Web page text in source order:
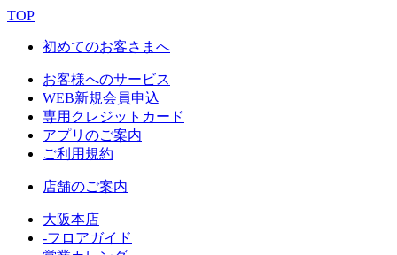
TOP
初めてのお客さまへ
お客様へのサービス
WEB新規会員申込
専用クレジットカード
アプリのご案内
ご利用規約
店舗のご案内
大阪本店
-フロアガイド